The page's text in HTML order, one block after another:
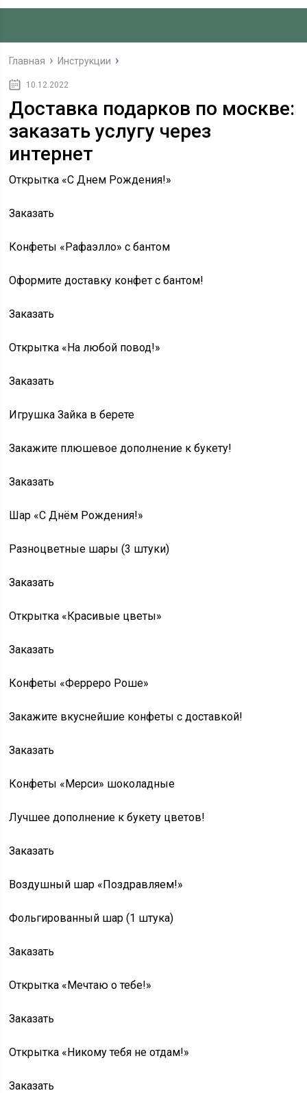
Главная Инструкции
10.12.2022
Доставка подарков по москве:
заказать услугу через
интернет
Открытка «С Днем Рождения!»
Заказать
Конфеты «Рафаэлло» с бантом
Оформите доставку конфет с бантом!
Заказать
Открытка «На любой повод!»
Заказать
Игрушка Зайка в берете
Закажите плюшевое дополнение к букету!
Заказать
Шар «С Днём Рождения!»
Разноцветные шары (3 штуки)
Заказать
Открытка «Красивые цветы»
Заказать
Конфеты «Ферреро Роше»
Закажите вкуснейшие конфеты с доставкой!
Заказать
Конфеты «Мерси» шоколадные
Лучшее дополнение к букету цветов!
Заказать
Воздушный шар «Поздравляем!»
Фольгированный шар (1 штука)
Заказать
Открытка «Мечтаю о тебе!»
Заказать
Открытка «Никому тебя не отдам!»
Заказать